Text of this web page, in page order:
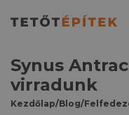
Synus
virradunk
Kezdőlap/Blog/